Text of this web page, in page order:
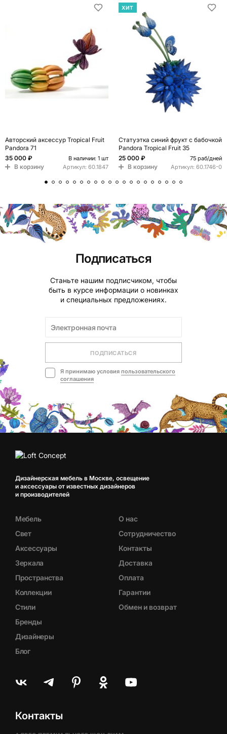
Авторский аксессур Tropical Fruit
Pandora 71
35 000 ₽
В наличии: 1 шт
В корзину Артикул: 60.1847
ХИТ
Статуэтка синий фрукт с бабочкой
Pandora Tropical Fruit 35
25 000 ₽
75 раб/дней
В корзину Артикул: 60.1746-0
Подписаться
Станьте нашим подписчиком, чтобы
быть в курсе информации о новинках
и специальных предложениях.
ПОДПИСАТЬСЯ
Я принимаю условия пользовательского
соглашения
Дизайнерская мебель в Москве, освещение
и аксессуары от известных дизайнеров
и производителей
Мебель
Свет
Аксессуары
Зеркала
Пространства
Коллекции
Стили
Бренды
Дизайнеры
Блог
О нас
Сотрудничество
Контакты
Доставка
Оплата
Гарантии
Обмен и возврат
Контакты